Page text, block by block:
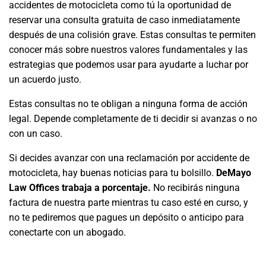
accidentes de motocicleta como tú la oportunidad de
reservar una consulta gratuita de caso inmediatamente
después de una colisión grave. Estas consultas te permiten
conocer más sobre nuestros valores fundamentales y las
estrategias que podemos usar para ayudarte a luchar por
un acuerdo justo.
Estas consultas no te obligan a ninguna forma de acción
legal. Depende completamente de ti decidir si avanzas o no
con un caso.
Si decides avanzar con una reclamación por accidente de
motocicleta, hay buenas noticias para tu bolsillo. DeMayo
Law Offices trabaja a porcentaje. No recibirás ninguna
factura de nuestra parte mientras tu caso esté en curso, y
no te pediremos que pagues un depósito o anticipo para
conectarte con un abogado.